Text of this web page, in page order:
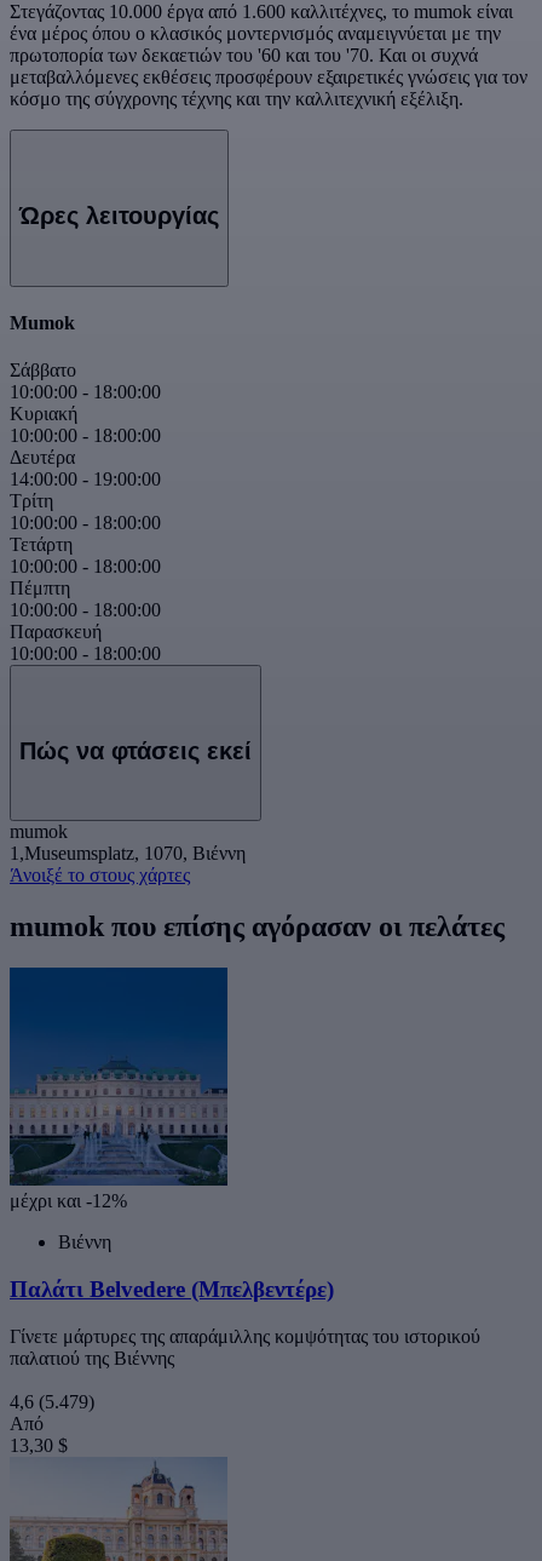
Στεγάζοντας 10.000 έργα από 1.600 καλλιτέχνες, το mumok είναι
ένα μέρος όπου ο κλασικός μοντερνισμός αναμειγνύεται με την
πρωτοπορία των δεκαετιών του '60 και του '70. Και οι συχνά
μεταβαλλόμενες εκθέσεις προσφέρουν εξαιρετικές γνώσεις για τον
κόσμο της σύγχρονης τέχνης και την καλλιτεχνική εξέλιξη.
Ώρες λειτουργίας
Mumok
Σάββατο
10:00:00 - 18:00:00
Κυριακή
10:00:00 - 18:00:00
Δευτέρα
14:00:00 - 19:00:00
Τρίτη
10:00:00 - 18:00:00
Τετάρτη
10:00:00 - 18:00:00
Πέμπτη
10:00:00 - 18:00:00
Παρασκευή
10:00:00 - 18:00:00
Πώς να φτάσεις εκεί
mumok
1,Museumsplatz, 1070, Βιέννη
Άνοιξέ το στους χάρτες
mumok που επίσης αγόρασαν οι πελάτες
μέχρι και -12%
Βιέννη
Παλάτι Belvedere (Μπελβεντέρε)
Γίνετε μάρτυρες της απαράμιλλης κομψότητας του ιστορικού
παλατιού της Βιέννης
4,6 (5.479)
Από
13,30 $